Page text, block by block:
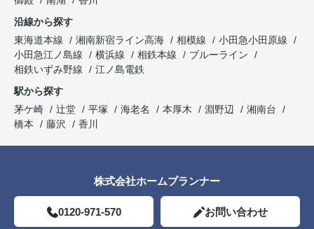
沿線から探す
東海道本線
湘南新宿ライン高海 相模線
小田急小田原線
小田急江ノ島線
横浜線 相鉄本線
ブルーライン
相鉄いずみ野線
江ノ島電鉄
駅から探す
茅ケ崎
辻堂 平塚 海老名 本厚木 淵野辺
湘南台
橋本
藤沢 香川
株式会社ホームプランナー
0120-971-570 お問い合わせ